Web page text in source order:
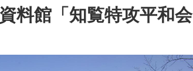
料館「知覧特攻平和会